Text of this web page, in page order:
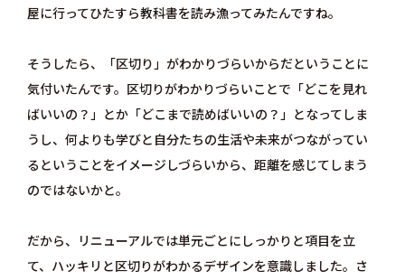
屋に行ってひたすら教科書を読み漁ってみたんですね。
そうしたら、「区切り」がわかりづらいからだということに
気付いたんです。区切りがわかりづらいことで「どこを見れ
ばいいの？」とか「どこまで読めばいいの？」となってしま
うし、何よりも学びと自分たちの生活や未来がつながってい
るということをイメージしづらいから、距離を感じてしまう
のではないかと。
だから、リニューアルでは単元ごとにしっかりと項目を立
て、ハッキリと区切りがわかるデザインを意識しました。さ